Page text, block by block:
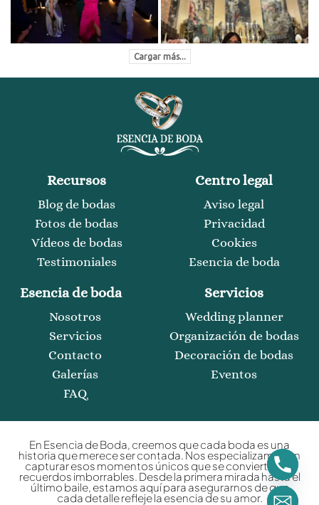
Cargar más...
Recursos
Blog de bodas
Fotos de bodas
Vídeos de bodas
Testimoniales
Centro legal
Aviso legal
Privacidad
Cookies
Esencia de boda
Esencia de boda
Nosotros
Servicios
Contacto
Galerías
FAQ
Servicios
Wedding planner
Organización de bodas
Decoración de bodas
Eventos
En Esencia de Boda, creemos que cada boda es una
historia que merece ser contada. Nos especializamos en
capturar esos momentos únicos que se convierten en
recuerdos imborrables. Desde la primera mirada hasta el
último baile, estamos aquí para asegurarnos de que
cada detalle refleje la esencia de su amor.